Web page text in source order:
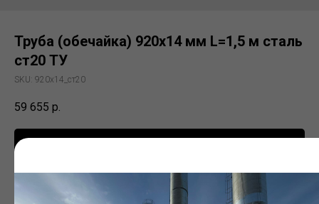
Труба (обечайка) 920х14 мм L=1,5 м сталь
ст20 ТУ
SKU: 920х14_ст20
59 655 р.